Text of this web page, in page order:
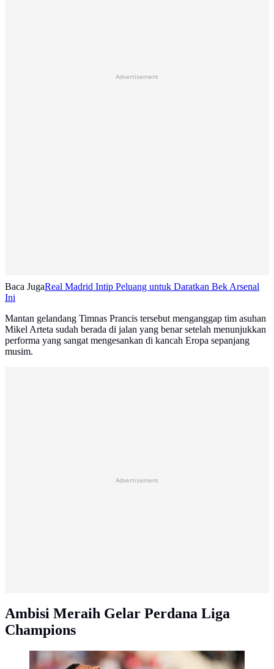
Advertisement
Baca JugaReal Madrid Intip Peluang untuk Daratkan Bek Arsenal
Ini
Mantan gelandang Timnas Prancis tersebut menganggap tim asuhan
Mikel Arteta sudah berada di jalan yang benar setelah menunjukkan
performa yang sangat mengesankan di kancah Eropa sepanjang
musim.
Advertisement
Ambisi Meraih Gelar Perdana Liga
Champions
Ekspresi Kylian Mbappe di laga Real Mallorca vs Real